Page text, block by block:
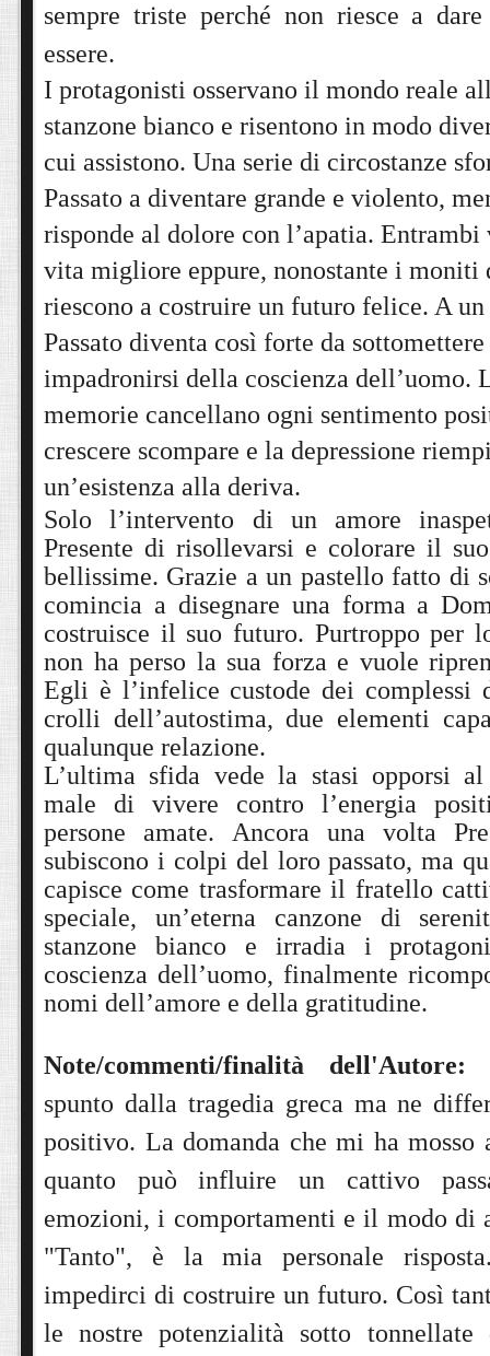
sempre triste perché non riesce a
essere.
I protagonisti osservano il mondo reale
stanzone bianco e risentono in modo
cui assistono. Una serie di circostanze
Passato a diventare grande e violento,
risponde al dolore con l’apatia. Entrambi
vita migliore eppure, nonostante i moniti
riescono a costruire un futuro felice. A
Passato diventa così forte da
impadronirsi della coscienza dell’uomo.
memorie cancellano ogni sentimento
crescere scompare e la depressione
un’esistenza alla deriva.
Solo l’intervento di un amore
Presente di risollevarsi e colorare il
bellissime. Grazie a un pastello fatto di
comincia a disegnare una forma a
costruisce il suo futuro. Purtroppo per
non ha perso la sua forza e vuole
Egli è l’infelice custode dei complessi
crolli dell’autostima, due elementi
qualunque relazione.
L’ultima sfida vede la stasi opporsi
male di vivere contro l’energia
persone amate. Ancora una volta
subiscono i colpi del loro passato, ma
capisce come trasformare il fratello
speciale, un’eterna canzone di
stanzone bianco e irradia i
coscienza dell’uomo, finalmente
nomi dell’amore e della gratitudine.
Note/commenti/finalità dell'Autore:
spunto dalla tragedia greca ma ne
positivo. La domanda che mi ha mosso
quanto può influire un cattivo
emozioni, i comportamenti e il modo di
"Tanto", è la mia personale
impedirci di costruire un futuro. Così
le nostre potenzialità sotto tonnellate